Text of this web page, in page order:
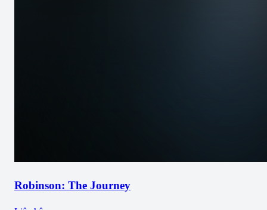
Robinson: The Journey